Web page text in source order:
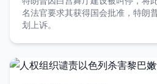
名法官要求其获得国会批准，特朗
划上诉。